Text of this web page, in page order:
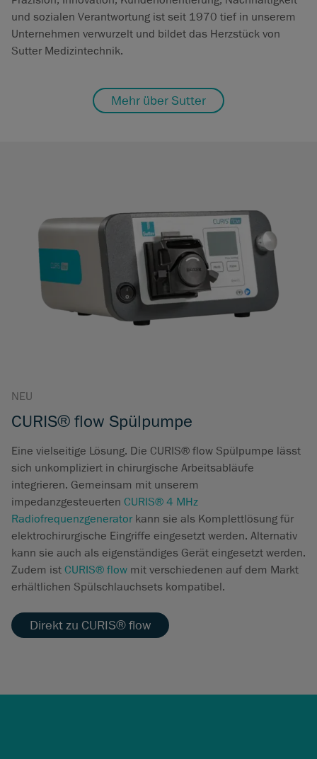
und sozialen Verantwortung ist seit 1970 tief in unserem
Unternehmen verwurzelt und bildet das Herzstück von
Sutter Medizintechnik.
Mehr über Sutter
NEU
CURIS® flow Spülpumpe
Eine vielseitige Lösung. Die CURIS® flow Spülpumpe lässt
sich unkompliziert in chirurgische Arbeitsabläufe
integrieren. Gemeinsam mit unserem
impedanzgesteuerten CURIS® 4 MHz
Radiofrequenzgeneratorkann sie als Komplettlösung für
elektrochirurgische Eingriffe eingesetzt werden. Alternativ
kann sie auch als eigenständiges Gerät eingesetzt werden.
Zudem ist CURIS® flow mit verschiedenen auf dem Markt
erhältlichen Spülschlauchsets kompatibel.
Direkt zu CURIS® flow